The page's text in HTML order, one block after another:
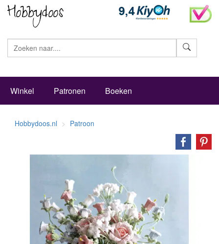
Winkel Patronen Boeken
Hobbydoos.nl Patroon